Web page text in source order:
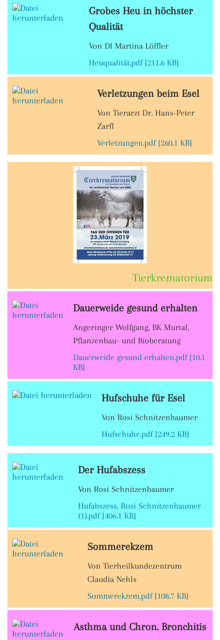
Grobes Heu in höchster
Qualität
Von DI Martina Löffler
Heuqualität.pdf [211.6 KB]
Verletzungen beim Esel
Von Tierarzt Dr. Hans-Peter
Zarfl
Verletzungen.pdf [260.1 KB]
Tierkrematorium
Dauerweide gesund erhalten
Angeringer Wolfgang, BK Murtal,
Pflanzenbau- und Bioberatung
Dauerweide gesund erhalten.pdf [10.1
KB]
Hufschuhe für Esel
Von Rosi Schnitzenbaumer
Hufschuhe.pdf [249.2 KB]
Der Hufabszess
Von Rosi Schnitzenbaumer
Hufabszess, Rosi Schnitzenbaumer
(1).pdf [406.1 KB]
Sommerekzem
Von Tierheilkundezentrum
Claudia Nehls
Sommerekzem.pdf [108.7 KB]
Asthma und Chron. Bronchitis